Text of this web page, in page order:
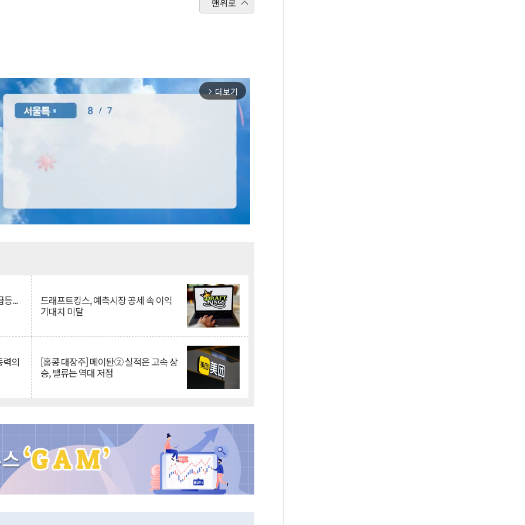
맨위로
arrow_forward_ios 더보기
등... 드래프트킹스, 예측시장 공세 속 이익
기대치 미달
의 [홍콩 대장주] 메이퇀② 실적은 고속 상
승, 밸류는 역대 저점